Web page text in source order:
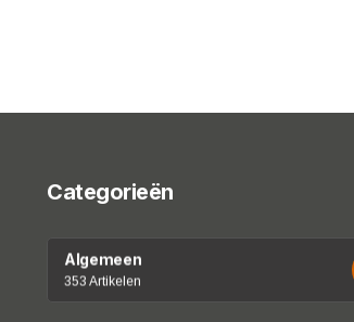
Categorieën
Algemeen
353 Artikelen